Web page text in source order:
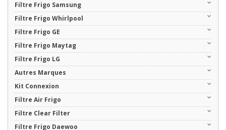
Filtre Frigo Samsung
Filtre Frigo Whirlpool
Filtre Frigo GE
Filtre Frigo Maytag
Filtre Frigo LG
Autres Marques
Kit Connexion
Filtre Air Frigo
Filtre Clear Filter
Filtre Frigo Daewoo